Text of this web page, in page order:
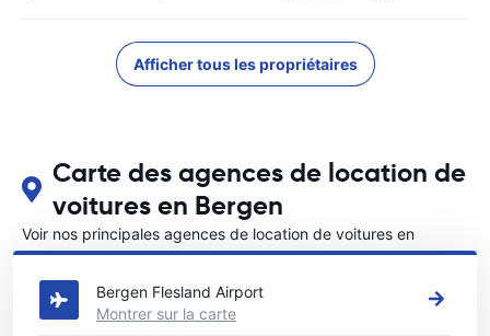
Afficher tous les propriétaires
Carte des agences de location de
voitures en Bergen
Voir nos principales agences de location de voitures en
Bergen
Bergen Flesland Airport
Montrer sur la carte